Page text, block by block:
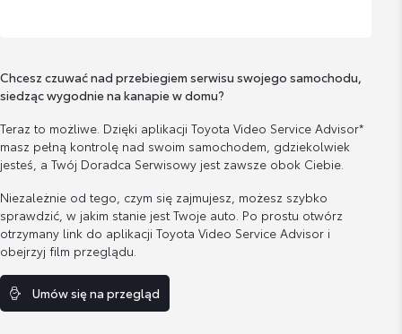
Chcesz czuwać nad przebiegiem serwisu swojego samochodu,
siedząc wygodnie na kanapie w domu?
Teraz to możliwe. Dzięki aplikacji Toyota Video Service Advisor*
masz pełną kontrolę nad swoim samochodem, gdziekolwiek
jesteś, a Twój Doradca Serwisowy jest zawsze obok Ciebie.
Niezależnie od tego, czym się zajmujesz, możesz szybko
sprawdzić, w jakim stanie jest Twoje auto. Po prostu otwórz
otrzymany link do aplikacji Toyota Video Service Advisor i
obejrzyj film przeglądu.
Umów się na przegląd